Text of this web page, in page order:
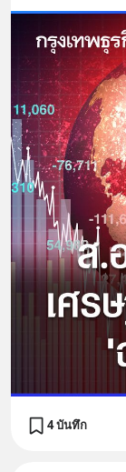
4 บันทึก